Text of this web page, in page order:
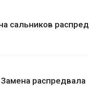
сальников
Замена распредвала